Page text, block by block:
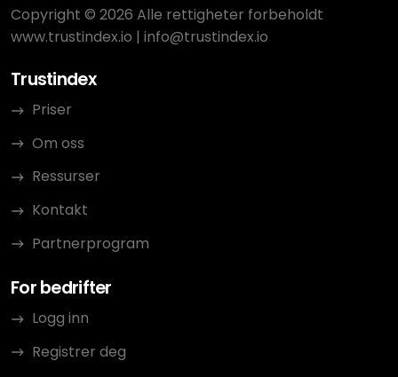
Copyright © 2026 Alle rettigheter forbeholdt
www.trustindex.io | info@trustindex.io
Trustindex
Priser
Om oss
Ressurser
Kontakt
Partnerprogram
For bedrifter
Logg inn
Registrer deg